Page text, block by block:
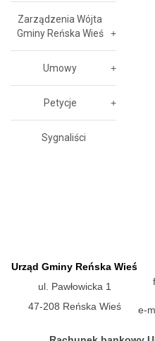
Zarządzenia Wójta
Gminy Reńska Wieś
Umowy
Petycje
Sygnaliści
Urząd Gminy Reńska Wieś
ul. Pawłowicka 1
47-208 Reńska Wieś
e-